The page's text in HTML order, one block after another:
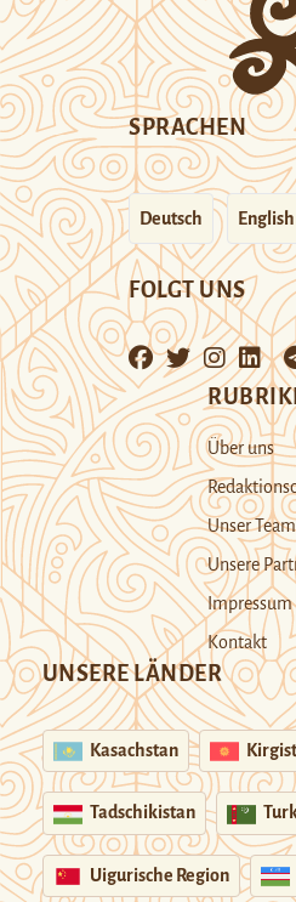
SPRACHEN
Deutsch English
FOLGT UNS
Über uns
Unser Team
Unsere
Impressum
Kontakt
UNSERE LÄNDER
Kasachstan
Tadschikistan
Uigurische Region